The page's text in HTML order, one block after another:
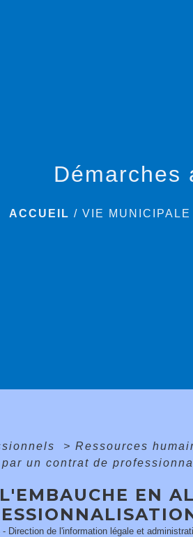
Démarches
ACCUEIL /VIE MUNICIPALE
> Ressources
un contrat de
EN
Direction de l'information légale et